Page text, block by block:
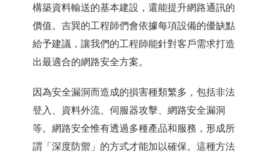
構築資料輸送的基本建設，還能提升網路通訊的
價值。吉巽的工程師們會依據每項設備的優缺點
給予建議，讓我們的工程師能針對客戶需求打造
出最適合的網路安全方案。
因為安全漏洞而造成的損害種類繁多，包括非法
登入、資料外流、伺服器攻擊、網路安全漏洞
等。網路安全惟有透過多種產品和服務，形成所
謂「深度防禦」的方式才能加以確保。這種方法